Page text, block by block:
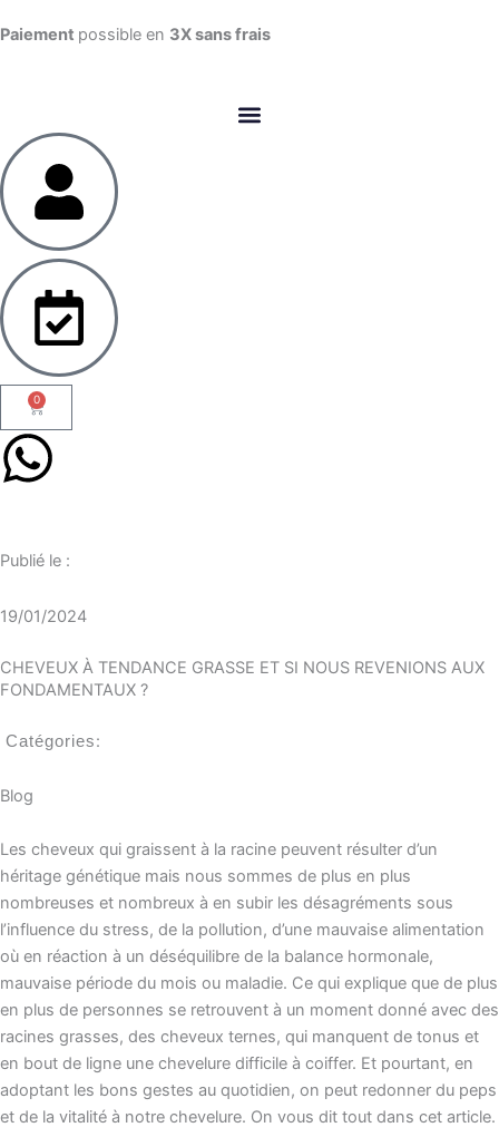
au
Paiement possible en 3X sans frais​
0
Panier
Publié le :
19/01/2024
CHEVEUX À TENDANCE GRASSE ET SI NOUS REVENIONS AUX
FONDAMENTAUX ?
Catégories:
Blog
Les cheveux qui graissent à la racine peuvent résulter d’un
héritage génétique mais nous sommes de plus en plus
nombreuses et nombreux à en subir les désagréments sous
l’influence du stress, de la pollution, d’une mauvaise alimentation
où en réaction à un déséquilibre de la balance hormonale,
mauvaise période du mois ou maladie. Ce qui explique que de plus
en plus de personnes se retrouvent à un moment donné avec des
racines grasses, des cheveux ternes, qui manquent de tonus et
en bout de ligne une chevelure difficile à coiffer. Et pourtant, en
adoptant les bons gestes au quotidien, on peut redonner du peps
et de la vitalité à notre chevelure. On vous dit tout dans cet article.